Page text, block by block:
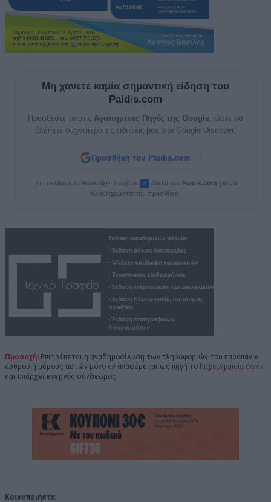
Μη χάνετε καμία σημαντική είδηση του
Paidis.com
Προσθέστε το στις Αγαπημένες Πηγές της Google , ώστε να
βλέπετε συχνότερα τις ειδήσεις μας στο Google Discover.
Προσθήκη του Paidis.com
Στη σελίδα που θα ανοίξει, πατήστε ✓ δίπλα στο Paidis.com για να
ολοκληρώσετε την προσθήκη.
Προσοχή! Επιτρέπεται η αναδημοσίευση των πληροφοριών του παραπάνω
άρθρου ή μέρους αυτών μόνο αν αναφέρεται ως πηγή το https://paidis.com/
και υπάρχει ενεργός σύνδεσμος.
Κοινοποιήστε: